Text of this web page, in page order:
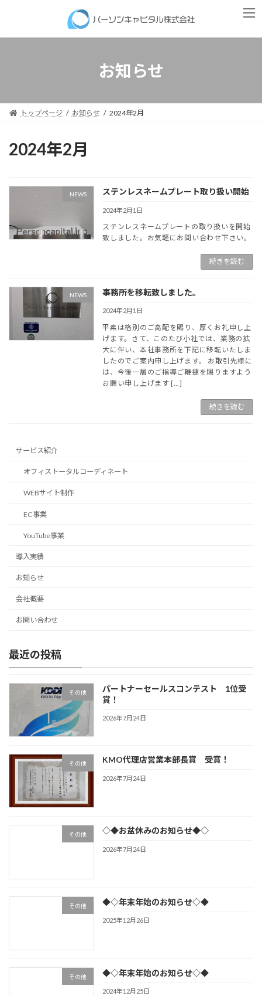
ン
ー
お知らせ
トップページ お知らせ 2024年2月
2024年2月
NEWS ステンレスネームプレート取り扱い開始
2024年2月1日
ステンレスネームプレートの取り扱いを開始
致しました。お気軽にお問い合わせ下さい。
続きを読む
NEWS 事務所を移転致しました。
2024年2月1日
平素は格別のご高配を賜り、厚くお礼申し上
げます。さて、このたび小社では、業務の拡
大に伴い、本社事務所を下記に移転いたしま
したのでご案内申し上げます。 お取引先様に
は、今後一層のご指導ご鞭撻を賜りますよう
お願い申し上げます […]
続きを読む
サービス紹介
オフィストータルコーディネート
WEBサイト制作
EC事業
YouTube事業
導入実績
お知らせ
会社概要
お問い合わせ
最近の投稿
その他
パートナーセールスコンテスト 1位受
賞！
2026年7月24日
その他 KMO代理店営業本部長賞 受賞！
2026年7月24日
その他 ◇◆お盆休みのお知らせ◆◇
2026年7月24日
その他 ◆◇年末年始のお知らせ◇◆
2025年12月26日
その他 ◆◇年末年始のお知らせ◇◆
2024年12月25日